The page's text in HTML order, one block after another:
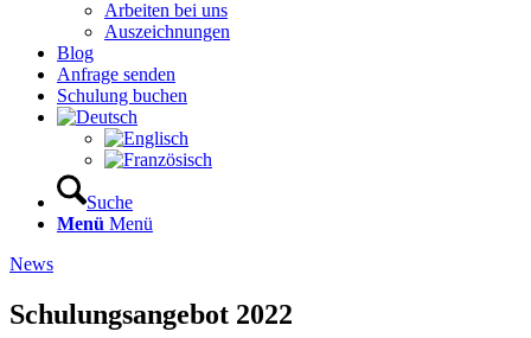
Arbeiten bei uns
Auszeichnungen
Blog
Anfrage senden
Schulung buchen
Suche
Menü Menü
News
Schulungsangebot 2022